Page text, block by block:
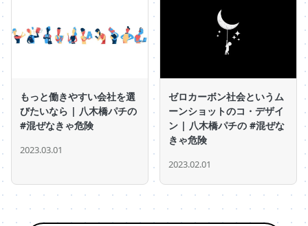
もっと働きやすい会社を選
びたいなら | 八木橋パチの
#混ぜなきゃ危険
2023.03.01
ゼロカーボン社会というム
ーンショットのコ・デザイ
ン | 八木橋パチの #混ぜな
きゃ危険
2023.02.01